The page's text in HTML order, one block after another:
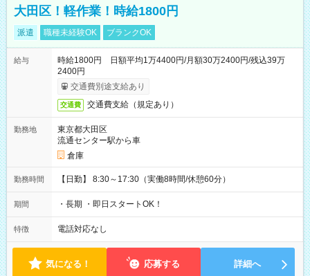
大田区！軽作業！時給1800円
派遣 職種未経験OK ブランクOK
給与
時給1800円 日額平均1万4400円/月額30万2400円/残込39万
2400円
交通費別途支給あり
交通費 交通費支給（規定あり）
勤務地
東京都大田区
流通センター駅から車
倉庫
勤務時間 【日勤】 8:30～17:30（実働8時間/休憩60分）
期間 ・長期 ・即日スタートOK！
特徴 電話対応なし
気になる！ 応募する 詳細へ